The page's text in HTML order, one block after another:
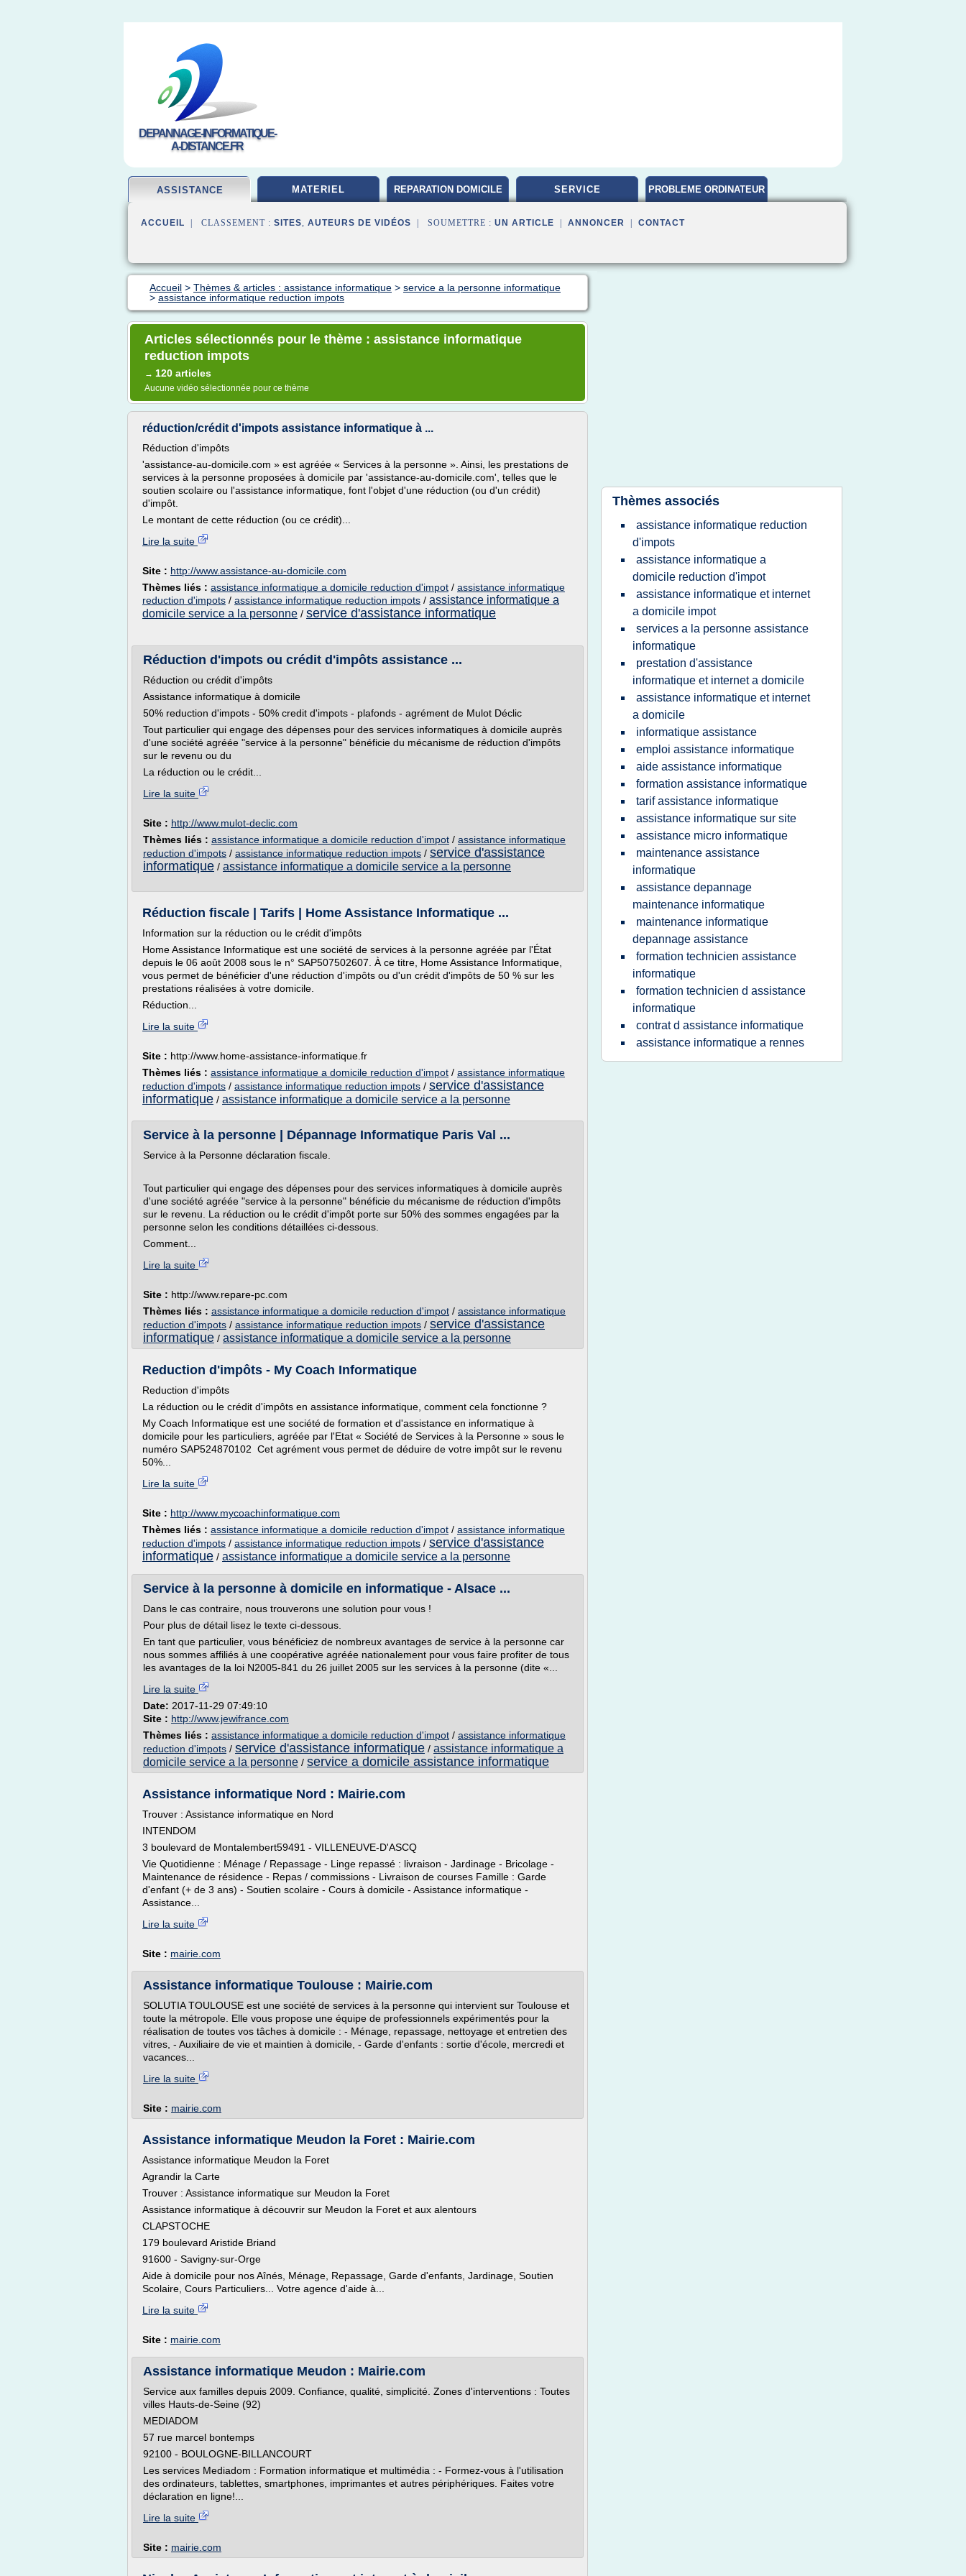
DEPANNAGE-INFORMATIQUE-
A-DISTANCE.FR
ASSISTANCE MATERIEL REPARATION DOMICILE SERVICE PROBLEME ORDINATEUR
ACCUEIL | CLASSEMENT : SITES, AUTEURS DE VIDÉOS | SOUMETTRE : UN ARTICLE ANNONCER CONTACT
Accueil > Thèmes & articles : assistance informatique > service a la personne informatique
> assistance informatique reduction impots
Articles sélectionnés pour le thème : assistance informatique
reduction impots
→ 120 articles
Aucune vidéo sélectionnée pour ce thème
réduction/crédit d'impots assistance informatique à ...
Réduction d'impôts
'assistance-au-domicile.com » est agréée « Services à la personne ». Ainsi, les prestations de
services à la personne proposées à domicile par 'assistance-au-domicile.com', telles que le
soutien scolaire ou l'assistance informatique, font l'objet d'une réduction (ou d'un crédit)
d'impôt.
Le montant de cette réduction (ou ce crédit)...
Lire la suite
Site : http://www.assistance-au-domicile.com
Thèmes liés : assistance informatique a domicile reduction d'impot / assistance informatique
reduction d'impots / assistance informatique reduction impots / assistance informatique a
domicile service a la personne / service d'assistance informatique
Réduction d'impots ou crédit d'impôts assistance ...
Réduction ou crédit d'impôts
Assistance informatique à domicile
50% reduction d'impots - 50% credit d'impots - plafonds - agrément de Mulot Déclic
Tout particulier qui engage des dépenses pour des services informatiques à domicile auprès
d'une société agréée "service à la personne" bénéficie du mécanisme de réduction d'impôts
sur le revenu ou du
La réduction ou le crédit...
Lire la suite
Site : http://www.mulot-declic.com
Thèmes liés : assistance informatique a domicile reduction d'impot / assistance informatique
reduction d'impots / assistance informatique reduction impots / service d'assistance
informatique / assistance informatique a domicile service a la personne
Réduction fiscale | Tarifs | Home Assistance Informatique ...
Information sur la réduction ou le crédit d'impôts
Home Assistance Informatique est une société de services à la personne agréée par l'État
depuis le 06 août 2008 sous le n° SAP507502607. À ce titre, Home Assistance Informatique,
vous permet de bénéficier d'une réduction d'impôts ou d'un crédit d'impôts de 50 % sur les
prestations réalisées à votre domicile.
Réduction...
Lire la suite
Site : http://www.home-assistance-informatique.fr
Thèmes liés : assistance informatique a domicile reduction d'impot / assistance informatique
reduction d'impots / assistance informatique reduction impots / service d'assistance
informatique / assistance informatique a domicile service a la personne
Service à la personne | Dépannage Informatique Paris Val ...
Service à la Personne déclaration fiscale.
Tout particulier qui engage des dépenses pour des services informatiques à domicile auprès
d'une société agréée "service à la personne" bénéficie du mécanisme de réduction d'impôts
sur le revenu. La réduction ou le crédit d'impôt porte sur 50% des sommes engagées par la
personne selon les conditions détaillées ci-dessous.
Comment...
Lire la suite
Site : http://www.repare-pc.com
Thèmes liés : assistance informatique a domicile reduction d'impot / assistance informatique
reduction d'impots / assistance informatique reduction impots / service d'assistance
informatique / assistance informatique a domicile service a la personne
Reduction d'impôts - My Coach Informatique
Reduction d'impôts
La réduction ou le crédit d'impôts en assistance informatique, comment cela fonctionne ?
My Coach Informatique est une société de formation et d'assistance en informatique à
domicile pour les particuliers, agréée par l'Etat « Société de Services à la Personne » sous le
numéro SAP524870102 Cet agrément vous permet de déduire de votre impôt sur le revenu
50%...
Lire la suite
Site : http://www.mycoachinformatique.com
Thèmes liés : assistance informatique a domicile reduction d'impot / assistance informatique
reduction d'impots / assistance informatique reduction impots / service d'assistance
informatique / assistance informatique a domicile service a la personne
Service à la personne à domicile en informatique - Alsace ...
Dans le cas contraire, nous trouverons une solution pour vous !
Pour plus de détail lisez le texte ci-dessous.
En tant que particulier, vous bénéficiez de nombreux avantages de service à la personne car
nous sommes affiliés à une coopérative agréée nationalement pour vous faire profiter de tous
les avantages de la loi N2005-841 du 26 juillet 2005 sur les services à la personne (dite «...
Lire la suite
Date: 2017-11-29 07:49:10
Site : http://www.jewifrance.com
Thèmes liés : assistance informatique a domicile reduction d'impot / assistance informatique
reduction d'impots / service d'assistance informatique / assistance informatique a
domicile service a la personne / service a domicile assistance informatique
Assistance informatique Nord : Mairie.com
Trouver : Assistance informatique en Nord
INTENDOM
3 boulevard de Montalembert59491 - VILLENEUVE-D'ASCQ
Vie Quotidienne : Ménage / Repassage - Linge repassé : livraison - Jardinage - Bricolage -
Maintenance de résidence - Repas / commissions - Livraison de courses Famille : Garde
d'enfant (+ de 3 ans) - Soutien scolaire - Cours à domicile - Assistance informatique -
Assistance...
Lire la suite
Site : mairie.com
Assistance informatique Toulouse : Mairie.com
SOLUTIA TOULOUSE est une société de services à la personne qui intervient sur Toulouse et
toute la métropole. Elle vous propose une équipe de professionnels expérimentés pour la
réalisation de toutes vos tâches à domicile : - Ménage, repassage, nettoyage et entretien des
vitres, - Auxiliaire de vie et maintien à domicile, - Garde d'enfants : sortie d'école, mercredi et
vacances...
Lire la suite
Site : mairie.com
Assistance informatique Meudon la Foret : Mairie.com
Assistance informatique Meudon la Foret
Agrandir la Carte
Trouver : Assistance informatique sur Meudon la Foret
Assistance informatique à découvrir sur Meudon la Foret et aux alentours
CLAPSTOCHE
179 boulevard Aristide Briand
91600 - Savigny-sur-Orge
Aide à domicile pour nos Aînés, Ménage, Repassage, Garde d'enfants, Jardinage, Soutien
Scolaire, Cours Particuliers... Votre agence d'aide à...
Lire la suite
Site : mairie.com
Assistance informatique Meudon : Mairie.com
Service aux familles depuis 2009. Confiance, qualité, simplicité. Zones d'interventions : Toutes
villes Hauts-de-Seine (92)
MEDIADOM
57 rue marcel bontemps
92100 - BOULOGNE-BILLANCOURT
Les services Mediadom : Formation informatique et multimédia : - Formez-vous à l'utilisation
des ordinateurs, tablettes, smartphones, imprimantes et autres périphériques. Faites votre
déclaration en ligne!...
Lire la suite
Site : mairie.com
Thèmes associés
assistance informatique reduction
d'impots
assistance informatique a
domicile reduction d'impot
assistance informatique et internet
a domicile impot
services a la personne assistance
informatique
prestation d'assistance
informatique et internet a domicile
assistance informatique et internet
a domicile
informatique assistance
emploi assistance informatique
aide assistance informatique
formation assistance informatique
tarif assistance informatique
assistance informatique sur site
assistance micro informatique
maintenance assistance
informatique
assistance depannage
maintenance informatique
maintenance informatique
depannage assistance
formation technicien assistance
informatique
formation technicien d assistance
informatique
contrat d assistance informatique
assistance informatique a rennes